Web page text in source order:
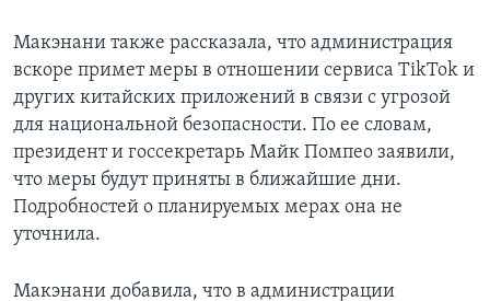
Макэнани также рассказала, что администрация
вскоре примет меры в отношении сервиса TikTok и
других китайских приложений в связи с угрозой
для национальной безопасности. По ее словам,
президент и госсекретарь Майк Помпео заявили,
что меры будут приняты в ближайшие дни.
Подробностей о планируемых мерах она не
уточнила.
Макэнани добавила, что в администрации